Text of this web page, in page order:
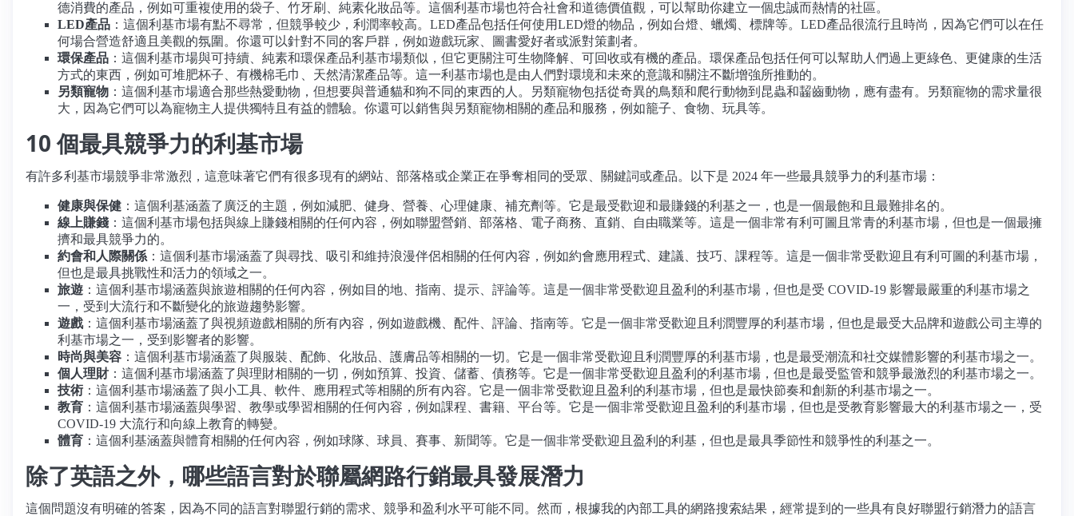
德消費的產品，例如可重複使用的袋子、竹牙刷、純素化妝品等。這個利基市場也符合社會和道德價值觀，可以幫助你建立一個忠誠而熱情的社區。
LED產品 ：這個利基市場有點不尋常，但競爭較少，利潤率較高。LED產品包括任何使用LED燈的物品，例如台燈、蠟燭、標牌等。LED產品很流行且時尚，因為它們可以在任
何場合營造舒適且美觀的氛圍。你還可以針對不同的客戶群，例如遊戲玩家、圖書愛好者或派對策劃者。
環保產品 ：這個利基市場與可持續、純素和環保產品利基市場類似，但它更關注可生物降解、可回收或有機的產品。環保產品包括任何可以幫助人們過上更綠色、更健康的生活
方式的東西，例如可堆肥杯子、有機棉毛巾、天然清潔產品等。這一利基市場也是由人們對環境和未來的意識和關注不斷增強所推動的。
另類寵物 ：這個利基市場適合那些熱愛動物，但想要與普通貓和狗不同的東西的人。另類寵物包括從奇異的鳥類和爬行動物到昆蟲和齧齒動物，應有盡有。另類寵物的需求量很
大，因為它們可以為寵物主人提供獨特且有益的體驗。你還可以銷售與另類寵物相關的產品和服務，例如籠子、食物、玩具等。
10 個最具競爭力的利基市場
有許多利基市場競爭非常激烈，這意味著它們有很多現有的網站、部落格或企業正在爭奪相同的受眾、關鍵詞或產品。以下是 2024 年一些最具競爭力的利基市場：
健康與保健 ：這個利基涵蓋了廣泛的主題，例如減肥、健身、營養、心理健康、補充劑等。它是最受歡迎和最賺錢的利基之一，也是一個最飽和且最難排名的。
線上賺錢 ：這個利基市場包括與線上賺錢相關的任何內容，例如聯盟營銷、部落格、電子商務、直銷、自由職業等。這是一個非常有利可圖且常青的利基市場，但也是一個最擁
擠和最具競爭力的。
約會和人際關係 ：這個利基市場涵蓋了與尋找、吸引和維持浪漫伴侶相關的任何內容，例如約會應用程式、建議、技巧、課程等。這是一個非常受歡迎且有利可圖的利基市場，
但也是最具挑戰性和活力的領域之一。
旅遊 ：這個利基市場涵蓋與旅遊相關的任何內容，例如目的地、指南、提示、評論等。這是一個非常受歡迎且盈利的利基市場，但也是受 COVID-19 影響最嚴重的利基市場之
一，受到大流行和不斷變化的旅遊趨勢影響。
遊戲：這個利基市場涵蓋了與視頻遊戲相關的所有內容，例如遊戲機、配件、評論、指南等。它是一個非常受歡迎且利潤豐厚的利基市場，但也是最受大品牌和遊戲公司主導的
利基市場之一，受到影響者的影響。
時尚與美容 ：這個利基市場涵蓋了與服裝、配飾、化妝品、護膚品等相關的一切。它是一個非常受歡迎且利潤豐厚的利基市場，也是最受潮流和社交媒體影響的利基市場之一。
個人理財：這個利基市場涵蓋了與理財相關的一切，例如預算、投資、儲蓄、債務等。它是一個非常受歡迎且盈利的利基市場，但也是最受監管和競爭最激烈的利基市場之一。
技術 ：這個利基市場涵蓋了與小工具、軟件、應用程式等相關的所有內容。它是一個非常受歡迎且盈利的利基市場，但也是最快節奏和創新的利基市場之一。
教育 ：這個利基市場涵蓋與學習、教學或學習相關的任何內容，例如課程、書籍、平台等。它是一個非常受歡迎且盈利的利基市場，但也是受教育影響最大的利基市場之一，受
COVID-19 大流行和向線上教育的轉變。
體育 ：這個利基涵蓋與體育相關的任何內容，例如球隊、球員、賽事、新聞等。它是一個非常受歡迎且盈利的利基，但也是最具季節性和競爭性的利基之一。
除了英語之外，哪些語言對於聯屬網路行銷最具發展潛力
這個問題沒有明確的答案，因為不同的語言對聯盟行銷的需求、競爭和盈利水平可能不同。然而，根據我的內部工具的網路搜索結果，經常提到的一些具有良好聯盟行銷潛力的語言